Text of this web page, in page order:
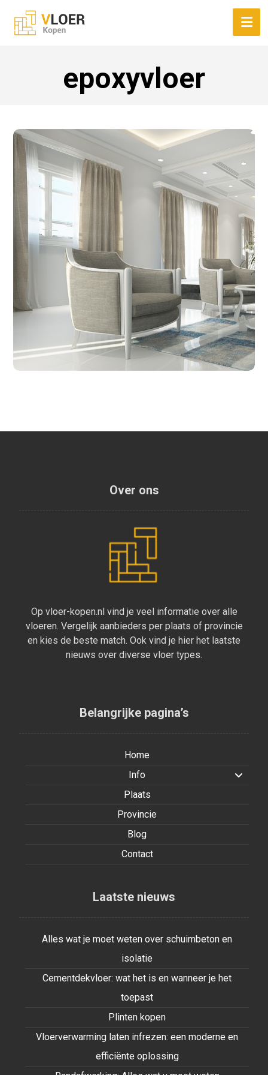
epoxyvloer
Over ons
Op vloer-kopen.nl vind je veel informatie over alle
vloeren. Vergelijk aanbieders per plaats of provincie
en kies de beste match. Ook vind je hier het laatste
nieuws over diverse vloer types.
Belangrijke pagina’s
Home
Info
Plaats
Provincie
Blog
Contact
Laatste nieuws
Alles wat je moet weten over schuimbeton en
isolatie
Cementdekvloer: wat het is en wanneer je het
toepast
Plinten kopen
Vloerverwarming laten infrezen: een moderne en
efficiënte oplossing